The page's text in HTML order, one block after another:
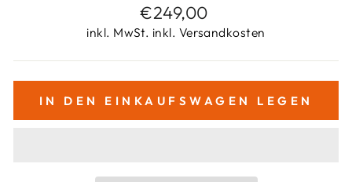
Normaler
Preis
€249,00
inkl. MwSt. inkl. Versandkosten
IN DEN EINKAUFSWAGEN LEGEN